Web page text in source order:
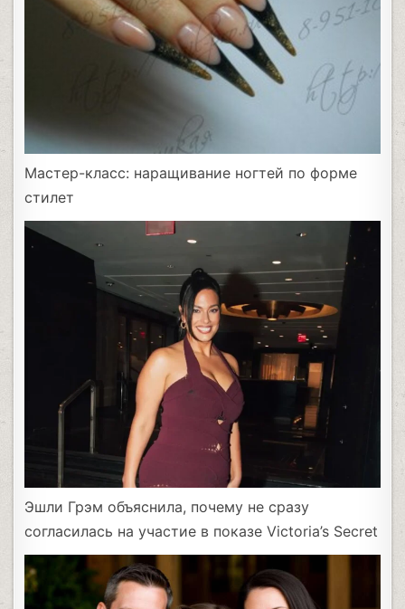
Мастер-класс: наращивание ногтей по форме
стилет
Эшли Грэм объяснила, почему не сразу
согласилась на участие в показе Victoria’s Secret